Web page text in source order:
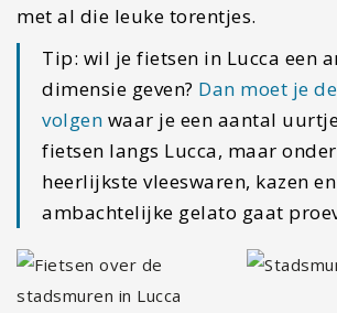
met al die leuke torentjes.
Tip: wil je fietsen in Lucca een
dimensie geven? Dan moet je
volgen waar je een aantal
fietsen langs Lucca, maar
heerlijkste vleeswaren, kazen en
ambachtelijke gelato gaat